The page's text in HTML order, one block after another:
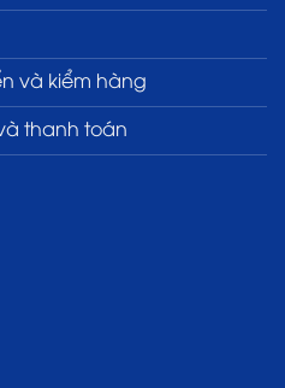
và kiểm hàng
thanh toán